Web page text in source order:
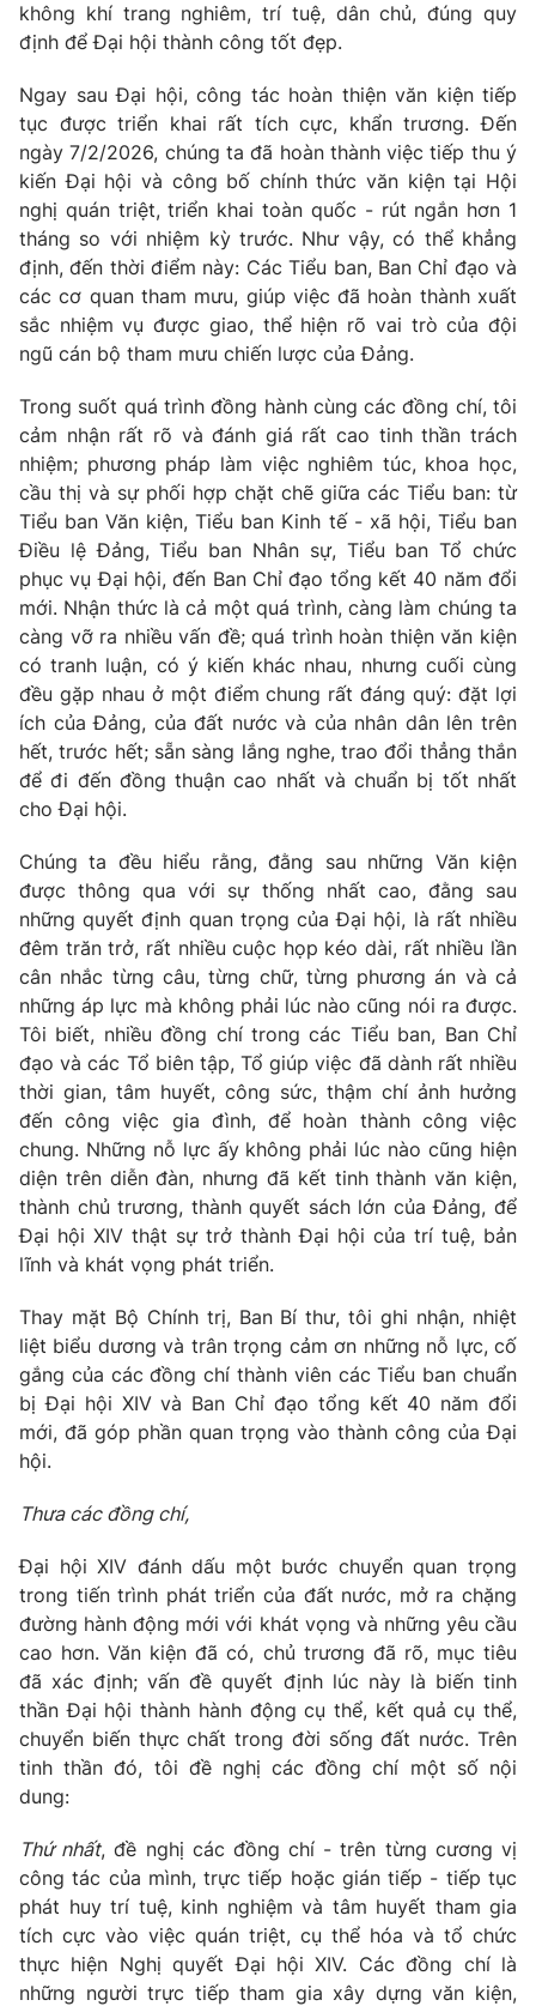
không khí trang nghiêm, trí tuệ, dân chủ, đúng quy
định để Đại hội thành công tốt đẹp.
Ngay sau Đại hội, công tác hoàn thiện văn kiện tiếp
tục được triển khai rất tích cực, khẩn trương. Đến
ngày 7/2/2026, chúng ta đã hoàn thành việc tiếp thu ý
kiến Đại hội và công bố chính thức văn kiện tại Hội
nghị quán triệt, triển khai toàn quốc - rút ngắn hơn 1
tháng so với nhiệm kỳ trước. Như vậy, có thể khẳng
định, đến thời điểm này: Các Tiểu ban, Ban Chỉ đạo và
các cơ quan tham mưu, giúp việc đã hoàn thành xuất
sắc nhiệm vụ được giao, thể hiện rõ vai trò của đội
ngũ cán bộ tham mưu chiến lược của Đảng.
Trong suốt quá trình đồng hành cùng các đồng chí, tôi
cảm nhận rất rõ và đánh giá rất cao tinh thần trách
nhiệm; phương pháp làm việc nghiêm túc, khoa học,
cầu thị và sự phối hợp chặt chẽ giữa các Tiểu ban: từ
Tiểu ban Văn kiện, Tiểu ban Kinh tế - xã hội, Tiểu ban
Điều lệ Đảng, Tiểu ban Nhân sự, Tiểu ban Tổ chức
phục vụ Đại hội, đến Ban Chỉ đạo tổng kết 40 năm đổi
mới. Nhận thức là cả một quá trình, càng làm chúng ta
càng vỡ ra nhiều vấn đề; quá trình hoàn thiện văn kiện
có tranh luận, có ý kiến khác nhau, nhưng cuối cùng
đều gặp nhau ở một điểm chung rất đáng quý: đặt lợi
ích của Đảng, của đất nước và của nhân dân lên trên
hết, trước hết; sẵn sàng lắng nghe, trao đổi thẳng thắn
để đi đến đồng thuận cao nhất và chuẩn bị tốt nhất
cho Đại hội.
Chúng ta đều hiểu rằng, đằng sau những Văn kiện
được thông qua với sự thống nhất cao, đằng sau
những quyết định quan trọng của Đại hội, là rất nhiều
đêm trăn trở, rất nhiều cuộc họp kéo dài, rất nhiều lần
cân nhắc từng câu, từng chữ, từng phương án và cả
những áp lực mà không phải lúc nào cũng nói ra được.
Tôi biết, nhiều đồng chí trong các Tiểu ban, Ban Chỉ
đạo và các Tổ biên tập, Tổ giúp việc đã dành rất nhiều
thời gian, tâm huyết, công sức, thậm chí ảnh hưởng
đến công việc gia đình, để hoàn thành công việc
chung. Những nỗ lực ấy không phải lúc nào cũng hiện
diện trên diễn đàn, nhưng đã kết tinh thành văn kiện,
thành chủ trương, thành quyết sách lớn của Đảng, để
Đại hội XIV thật sự trở thành Đại hội của trí tuệ, bản
lĩnh và khát vọng phát triển.
Thay mặt Bộ Chính trị, Ban Bí thư, tôi ghi nhận, nhiệt
liệt biểu dương và trân trọng cảm ơn những nỗ lực, cố
gắng của các đồng chí thành viên các Tiểu ban chuẩn
bị Đại hội XIV và Ban Chỉ đạo tổng kết 40 năm đổi
mới, đã góp phần quan trọng vào thành công của Đại
hội.
Thưa các đồng chí,
Đại hội XIV đánh dấu một bước chuyển quan trọng
trong tiến trình phát triển của đất nước, mở ra chặng
đường hành động mới với khát vọng và những yêu cầu
cao hơn. Văn kiện đã có, chủ trương đã rõ, mục tiêu
đã xác định; vấn đề quyết định lúc này là biến tinh
thần Đại hội thành hành động cụ thể, kết quả cụ thể,
chuyển biến thực chất trong đời sống đất nước. Trên
tinh thần đó, tôi đề nghị các đồng chí một số nội
dung:
Thứ nhất, đề nghị các đồng chí - trên từng cương vị
công tác của mình, trực tiếp hoặc gián tiếp - tiếp tục
phát huy trí tuệ, kinh nghiệm và tâm huyết tham gia
tích cực vào việc quán triệt, cụ thể hóa và tổ chức
thực hiện Nghị quyết Đại hội XIV. Các đồng chí là
những người trực tiếp tham gia xây dựng văn kiện,